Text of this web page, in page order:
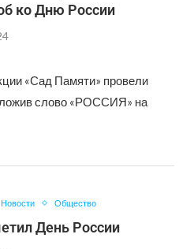
ко Дню России
«Сад Памяти» провели
слово «РОССИЯ» на
Новости Общество
День России